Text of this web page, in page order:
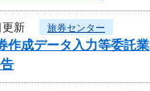
新 旅券センター
作成データ入力等委託